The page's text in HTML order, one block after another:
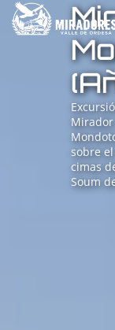
Mirador
sobre
cimas
Soum